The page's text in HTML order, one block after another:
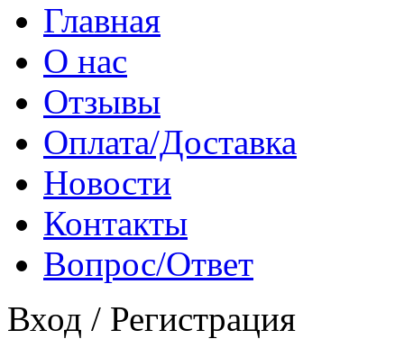
Главная
О нас
Отзывы
Оплата/Доставка
Новости
Контакты
Вопрос/Ответ
Вход / Регистрация